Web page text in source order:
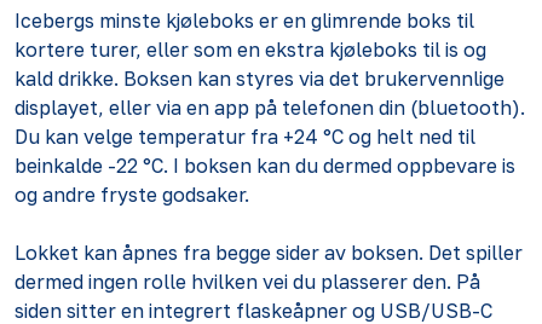
Icebergs minste kjøleboks er en glimrende boks til
kortere turer, eller som en ekstra kjøleboks til is og
kald drikke. Boksen kan styres via det brukervennlige
displayet, eller via en app på telefonen din (bluetooth).
Du kan velge temperatur fra +24 °C og helt ned til
beinkalde -22 °C. I boksen kan du dermed oppbevare is
og andre fryste godsaker.
Lokket kan åpnes fra begge sider av boksen. Det spiller
dermed ingen rolle hvilken vei du plasserer den. På
siden sitter en integrert flaskeåpner og USB/USB-C